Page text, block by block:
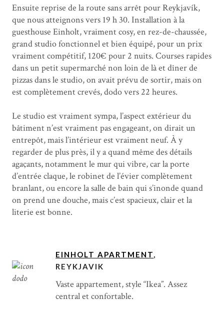
Ensuite reprise de la route sans arrêt pour Reykjavík,
que nous atteignons vers 19 h 30. Installation à la
guesthouse Einholt, vraiment cosy, en rez-de-chaussée,
grand studio fonctionnel et bien équipé, pour un prix
vraiment compétitif, 120€ pour 2 nuits. Courses rapides
dans un petit supermarché non loin de là et dîner de
pizzas dans le studio, on avait prévu de sortir, mais on
est complètement crevés, dodo vers 22 heures.
Le studio est vraiment sympa, l’aspect extérieur du
bâtiment n’est vraiment pas engageant, on dirait un
entrepôt, mais l’intérieur est vraiment neuf. À y
regarder de plus près, il y a quand même des détails
agaçants, notamment le mur qui vibre, car la porte
d’entrée claque, le robinet de l’évier complètement
branlant, ou encore la salle de bain qui s’inonde quand
on prend une douche, mais c’est spacieux, clair et la
literie est bonne.
EINHOLT APARTMENT,
REYKJAVIK
Vaste appartement, style “Ikea”. Assez
central et confortable.